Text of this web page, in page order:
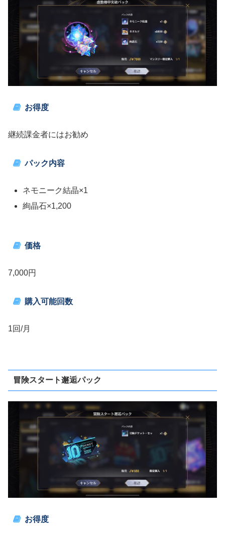
お得度
継続課金者にはお勧め
パック内容
ネモニーク結晶×1
絢晶石×1,200
価格
7,000円
購入可能回数
1回/月
冒険スタート邂逅パック
お得度